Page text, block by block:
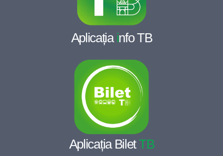
Aplicația info TB
Aplicația BiletTB